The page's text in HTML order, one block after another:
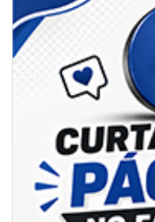
07/08/2026 | 07:00
Jordan Hang leva estratégias
Brusque